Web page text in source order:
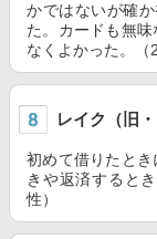
かではないが確
た。カードも無
なくよかった。（
レイク（旧
初めて借りたと
きや返済すると
性）